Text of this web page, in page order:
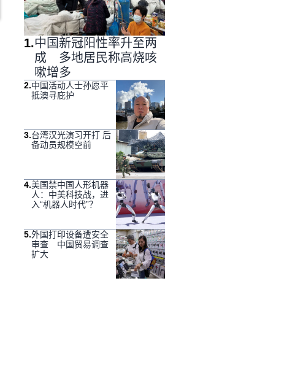
1.中国新冠阳性率升至两
成 多地居民称高烧咳
嗽增多
2.中国活动人士孙愿平
抵澳寻庇护
3.台湾汉光演习开打 后
备动员规模空前
4.美国禁中国人形机器
人：中美科技战，进
入“机器人时代”？
5.外国打印设备遭安全
审查 中国贸易调查
扩大